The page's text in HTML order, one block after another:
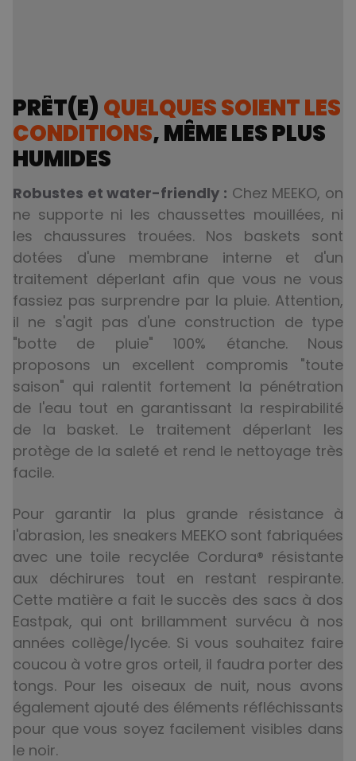
PRÊT(E) QUELQUES SOIENT LES
CONDITIONS, MÊME LES PLUS
HUMIDES
Robustes et water-friendly : Chez MEEKO, on
ne supporte ni les chaussettes mouillées, ni
les chaussures trouées. Nos baskets sont
dotées d'une membrane interne et d'un
traitement déperlant afin que vous ne vous
fassiez pas surprendre par la pluie. Attention,
il ne s'agit pas d'une construction de type
"botte de pluie" 100% étanche. Nous
proposons un excellent compromis "toute
saison" qui ralentit fortement la pénétration
de l'eau tout en garantissant la respirabilité
de la basket. Le traitement déperlant les
protège de la saleté et rend le nettoyage très
facile.
Pour garantir la plus grande résistance à
l'abrasion, les sneakers MEEKO sont fabriquées
avec une toile recyclée Cordura® résistante
aux déchirures tout en restant respirante.
Cette matière a fait le succès des sacs à dos
Eastpak, qui ont brillamment survécu à nos
années collège/lycée. Si vous souhaitez faire
coucou à votre gros orteil, il faudra porter des
tongs. Pour les oiseaux de nuit, nous avons
également ajouté des éléments réfléchissants
pour que vous soyez facilement visibles dans
le noir.